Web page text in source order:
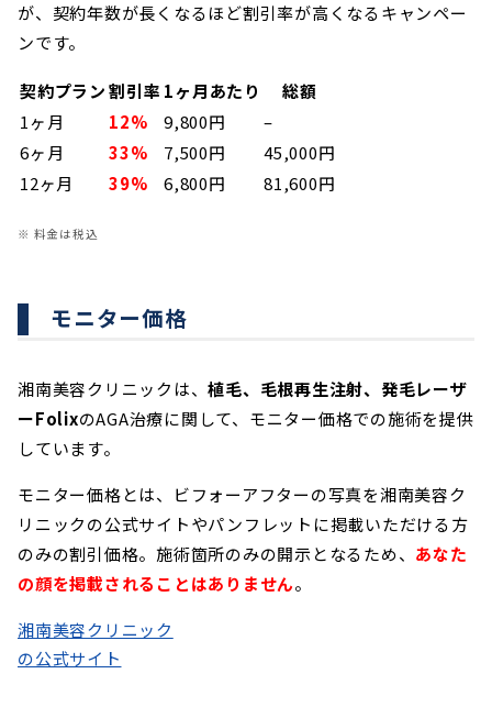
が、契約年数が長くなるほど割引率が高くなるキャンペー
ンです。
契約プラン 割引率 1ヶ月あたり
総額
1ヶ月
12% 9,800円
–
6ヶ月
33% 7,500円
45,000円
12ヶ月
39% 6,800円 81,600円
※ 料金は税込
モニター価格
湘南美容クリニックは、植毛、毛根再生注射、発毛レーザ
ーFolixのAGA治療に関して、モニター価格での施術を提供
しています。
モニター価格とは、ビフォーアフターの写真を湘南美容ク
リニックの公式サイトやパンフレットに掲載いただける方
のみの割引価格。施術箇所のみの開示となるため、 あなた
の顔を掲載されることはありません。
湘南美容クリニック
の公式サイト